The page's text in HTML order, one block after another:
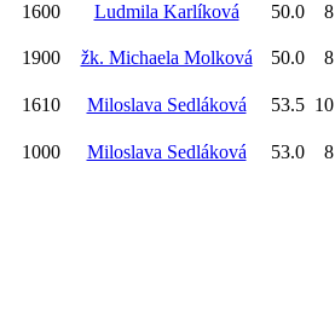
1600 Ludmila Karlíková 50.0
1900 žk. Michaela Molková 50.0
1610 Miloslava Sedláková 53.5
1000 Miloslava Sedláková 53.0